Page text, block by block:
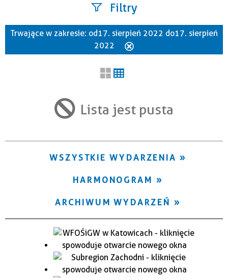
Filtry
Szukana fraza
Trwające w zakresie
Trwające w zakresie: od 17. sierpień 2022 do 17. sierpień
2022
Lista jest pusta
WSZYSTKIE WYDARZENIA
HARMONOGRAM
ARCHIWUM WYDARZEŃ